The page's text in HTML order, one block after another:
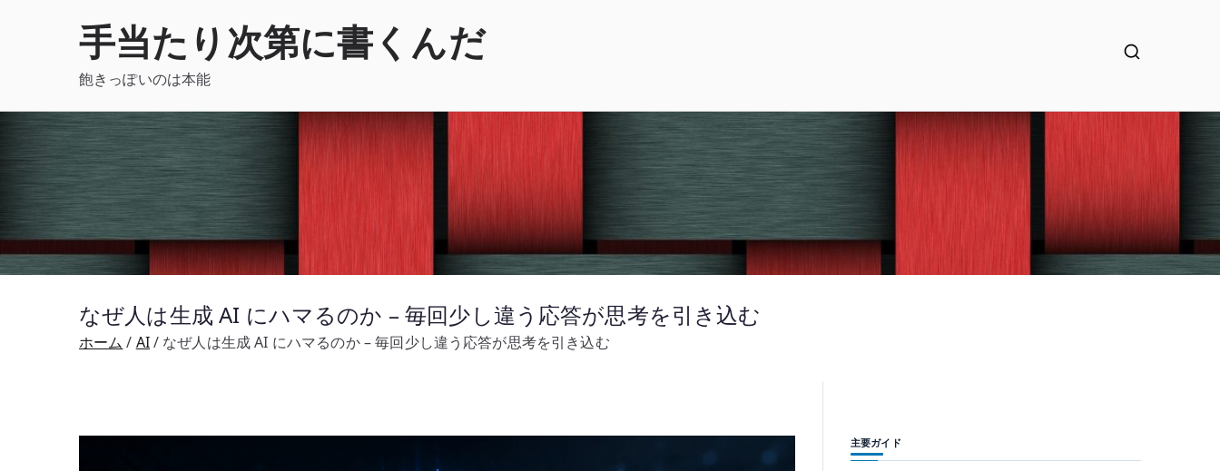
手当たり次第に書くんだ
飽きっぽいのは本能
なぜ人は生成 AI にハマるのか – 毎回少し違う応答が思考を引き込む
ホーム AI なぜ人は生成 AI にハマるのか – 毎回少し違う応答が思考を引き込む
主要ガイド